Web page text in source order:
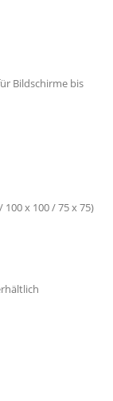
Bildschirme bis
100 x 100 / 75 x 75)